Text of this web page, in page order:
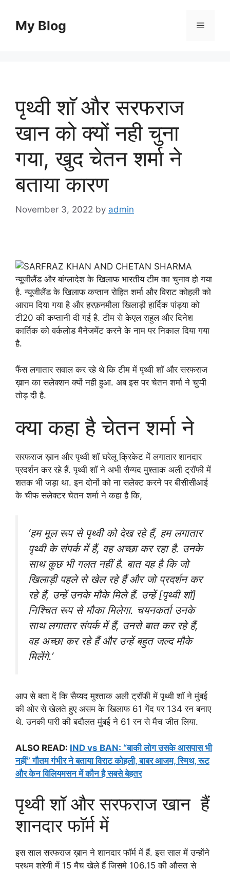
contentMy Blog Menu
पृथ्वी शाॅ और सरफराज
खान को क्यों नही चुना
गया, खुद चेतन शर्मा ने
बताया कारण
November 3, 2022 by admin
न्यूजीलैंड और बांग्लादेश के खिलाफ भारतीय टीम का चुनाव हो गया
है. न्यूजीलैंड के खिलाफ कप्तान रोहित शर्मा और विराट कोहली को
आराम दिया गया है और हरफ़नमौला खिलाड़ी हार्दिक पांड्या को
टी20 की कप्तानी दी गई है. टीम से केएल राहुल और दिनेश
कार्तिक को वर्कलोड मैनेजमेंट करने के नाम पर निकाल दिया गया
है.
फैंस लगातार सवाल कर रहे थे कि टीम में पृथ्वी शॉ और सरफराज
ख़ान का सलेक्शन क्यों नही हुआ. अब इस पर चेतन शर्मा ने चुप्पी
तोड़ दी है.
क्या कहा है चेतन शर्मा ने
सरफराज ख़ान और पृथ्वी शॉ घरेलू क्रिकेट में लगातार शानदार
प्रदर्शन कर रहे हैं. पृथ्वी शाॅ ने अभी सैय्यद मुश्ताक अली ट्रॉफी में
शतक भी जड़ा था. इन दोनों को ना सलेक्ट करने पर बीसीसीआई
के चीफ सलेक्टर चेतन शर्मा ने कहा है कि,
‘हम मूल रूप से पृथ्वी को देख रहे हैं, हम लगातार
पृथ्वी के संपर्क में हैं, वह अच्छा कर रहा है. उनके
साथ कुछ भी गलत नहीं है. बात यह है कि जो
खिलाड़ी पहले से खेल रहे हैं और जो प्रदर्शन कर
रहे हैं, उन्हें उनके मौके मिले हैं. उन्हें [पृथ्वी शॉ]
निश्चित रूप से मौका मिलेगा. चयनकर्ता उनके
साथ लगातार संपर्क में हैं, उनसे बात कर रहे हैं,
वह अच्छा कर रहे हैं और उन्हें बहुत जल्द मौके
मिलेंगे.’
आप से बता दें कि सैय्यद मुश्ताक अली ट्रॉफी में पृथ्वी शाॅ ने मुंबई
की ओर से खेलते हुए असम के खिलाफ 61 गेंद पर 134 रन बनाए
थे. उनकी पारी की बदौलत मुंबई ने 61 रन से मैच जीत लिया.
ALSO READ: IND vs BAN: “बाकी लोग उसके आसपास भी
नहीं” गौतम गंभीर ने बताया विराट कोहली, बाबर आजम, स्मिथ, रूट
और केन विलियमसन में कौन है सबसे बेहतर
पृथ्वी शॉ और सरफराज खान हैं
शानदार फाॅर्म में
इस साल सरफराज ख़ान ने शानदार फाॅर्म में हैं. इस साल में उन्होंने
प्रथम श्रेणी में 15 मैच खेले हैं जिसमे 106.15 की औसत से